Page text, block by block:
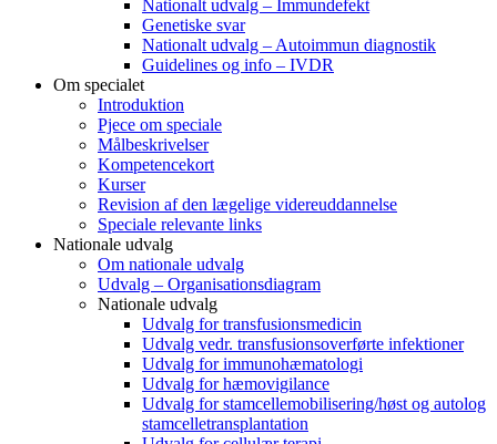
Nationalt udvalg – Immundefekt
Genetiske svar
Nationalt udvalg – Autoimmun diagnostik
Guidelines og info – IVDR
Om specialet
Introduktion
Pjece om speciale
Målbeskrivelser
Kompetencekort
Kurser
Revision af den lægelige videreuddannelse
Speciale relevante links
Nationale udvalg
Om nationale udvalg
Udvalg – Organisationsdiagram
Nationale udvalg
Udvalg for transfusionsmedicin
Udvalg vedr. transfusionsoverførte infektioner
Udvalg for immunohæmatologi
Udvalg for hæmovigilance
Udvalg for stamcellemobilisering/høst og autolog
stamcelletransplantation